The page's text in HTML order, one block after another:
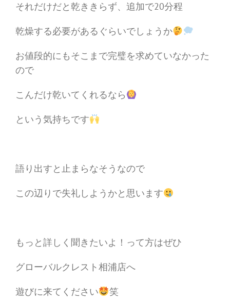
それだけだと乾ききらず、追加で20分程
乾燥する必要があるぐらいでしょうか
お値段的にもそこまで完璧を求めていなかった
ので
こんだけ乾いてくれるなら
という気持ちです
語り出すと止まらなそうなので
この辺りで失礼しようかと思います
もっと詳しく聞きたいよ！って方はぜひ
グローバルクレスト相浦店へ
遊びに来てください 笑